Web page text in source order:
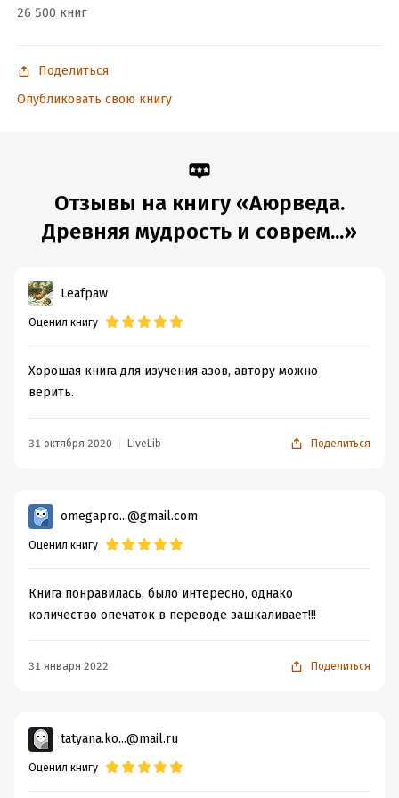
ISBN (EAN):
Время на чтение:
26 500 книг
Поделиться
Опубликовать свою книгу
Отзывы на книгу «Аюрведа.
Древняя мудрость и соврем...»
Leafpaw
Оценил книгу
Хорошая книга для изучения азов, автору можно
верить.
31 октября 2020 LiveLib Поделиться
omegapro...@gmail.com
Оценил книгу
Книга понравилась, было интересно, однако
количество опечаток в переводе зашкаливает!!!
31 января 2022 Поделиться
tatyana.ko...@mail.ru
Оценил книгу